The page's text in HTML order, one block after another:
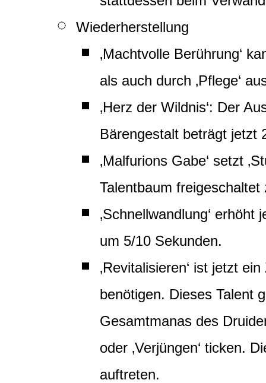
Wiederherstellung
‚Machtvolle Berührung‘
als auch durch ‚Pflege‘
‚Herz der Wildnis‘: Der
Bärengestalt beträgt jetzt
‚Malfurions Gabe‘ setzt
Talentbaum freigeschaltet
‚Schnellwandlung‘ erhöht
um 5/10 Sekunden.
‚Revitalisieren‘ ist jetzt
benötigen. Dieses Talent
Gesamtmanas des
oder ‚Verjüngen‘ ticken.
auftreten.